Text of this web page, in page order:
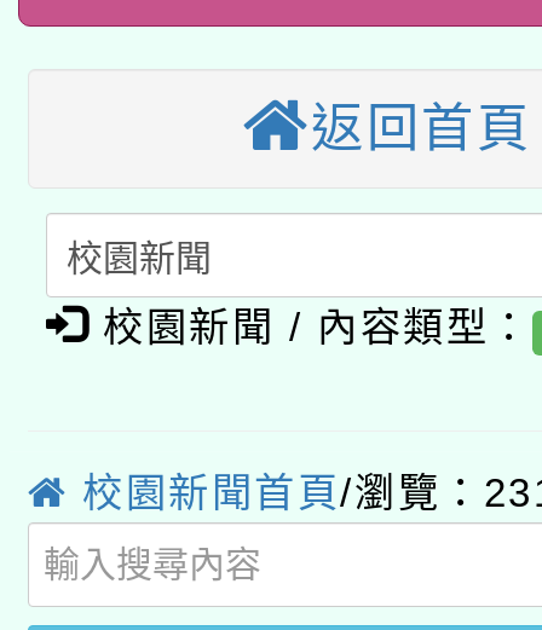
「族語學習班」招生簡
文教學共融平台-教案
件」活動簡章
教育部國民及學前教育
年度COVID-19疫苗接
接種對象擴大為「滿6
接種之民眾」措施，延
月28日止
轉知經濟部水利署委託
業技術研究院辦理「
用水績優單位及節水達
動」
115年8月22日(星期六
桃園市孔廟祈福系列
開 智慧啟航」
2026年桃園地景藝術
「2026桃園藝術巡演
關事宜
轉知教育部國民及學前
年度健康促進學校輔導
業成長研習」實施計畫
族教育國際趨勢與發展
新北市政府教育局辦理
師專業成長研習實施計
函轉國立臺灣師範大學
族語言臺北學習中心
轉知有關國立成功大學
返回首頁
校園新聞 / 內容類型：
校園新聞首頁/瀏覽：